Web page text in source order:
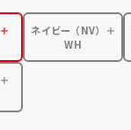
ネイビー（NV）＋
WH